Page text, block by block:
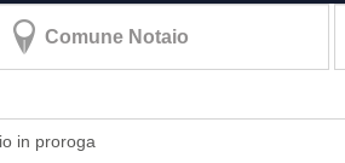
in proroga